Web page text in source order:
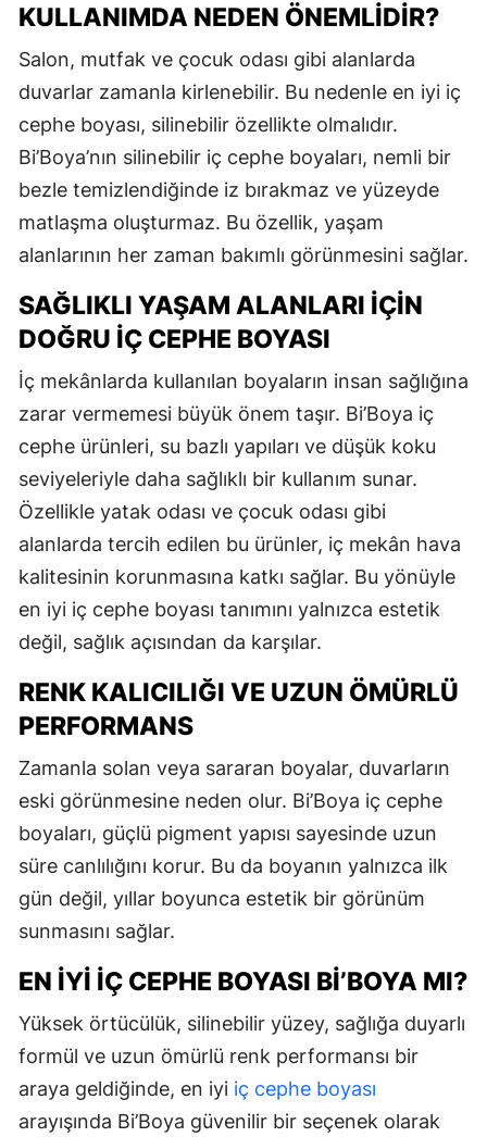
KULLANIMDA NEDEN ÖNEMLIDIR?
Salon, mutfak ve çocuk odası gibi alanlarda
duvarlar zamanla kirlenebilir. Bu nedenle en iyi iç
cephe boyası, silinebilir özellikte olmalıdır.
Bi’Boya’nın silinebilir iç cephe boyaları, nemli bir
bezle temizlendiğinde iz bırakmaz ve yüzeyde
matlaşma oluşturmaz. Bu özellik, yaşam
alanlarının her zaman bakımlı görünmesini sağlar.
SAĞLIKLI YAŞAM ALANLARI İÇIN
DOĞRU İÇ CEPHE BOYASI
İç mekânlarda kullanılan boyaların insan sağlığına
zarar vermemesi büyük önem taşır. Bi’Boya iç
cephe ürünleri, su bazlı yapıları ve düşük koku
seviyeleriyle daha sağlıklı bir kullanım sunar.
Özellikle yatak odası ve çocuk odası gibi
alanlarda tercih edilen bu ürünler, iç mekân hava
kalitesinin korunmasına katkı sağlar. Bu yönüyle
en iyi iç cephe boyası tanımını yalnızca estetik
değil, sağlık açısından da karşılar.
RENK KALICILIĞI VE UZUN ÖMÜRLÜ
PERFORMANS
Zamanla solan veya sararan boyalar, duvarların
eski görünmesine neden olur. Bi’Boya iç cephe
boyaları, güçlü pigment yapısı sayesinde uzun
süre canlılığını korur. Bu da boyanın yalnızca ilk
gün değil, yıllar boyunca estetik bir görünüm
sunmasını sağlar.
EN İYI İÇ CEPHE BOYASI BI’BOYA MI?
Yüksek örtücülük, silinebilir yüzey, sağlığa duyarlı
formül ve uzun ömürlü renk performansı bir
araya geldiğinde, en iyi iç cephe boyası
arayışında Bi’Boya güvenilir bir seçenek olarak